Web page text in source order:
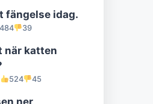
fängelse idag.
484 39
när katten
524 45
ner